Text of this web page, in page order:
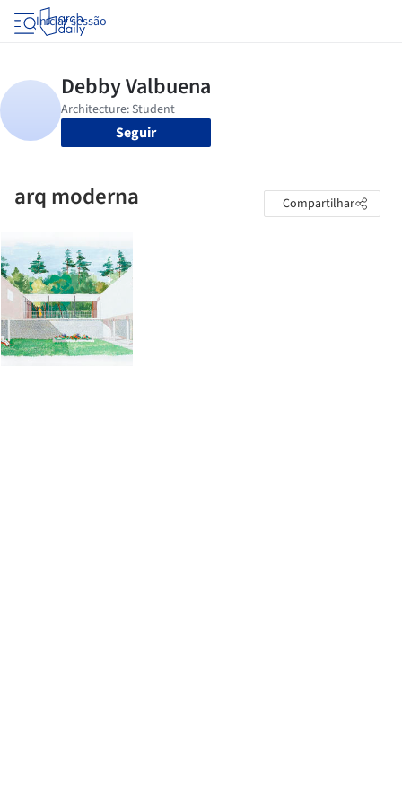
Iniciar sessão
Seguir
arq moderna Compartilhar